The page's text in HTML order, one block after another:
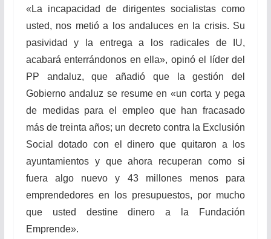
« La incapacidad de dirigentes socialistas como
usted, nos metió a los andaluces en la crisis. Su
pasividad y la entrega a los radicales de IU,
acabará enterrándonos en ella», opinó el líder del
PP andaluz, que añadió que la gestión del
Gobierno andaluz se resume en «un corta y pega
de medidas para el empleo que han fracasado
más de treinta años; un decreto contra la Exclusión
Social dotado con el dinero que quitaron a los
ayuntamientos y que ahora recuperan como si
fuera algo nuevo y 43 millones menos para
emprendedores en los presupuestos, por mucho
que usted destine dinero a la Fundación
Emprende».